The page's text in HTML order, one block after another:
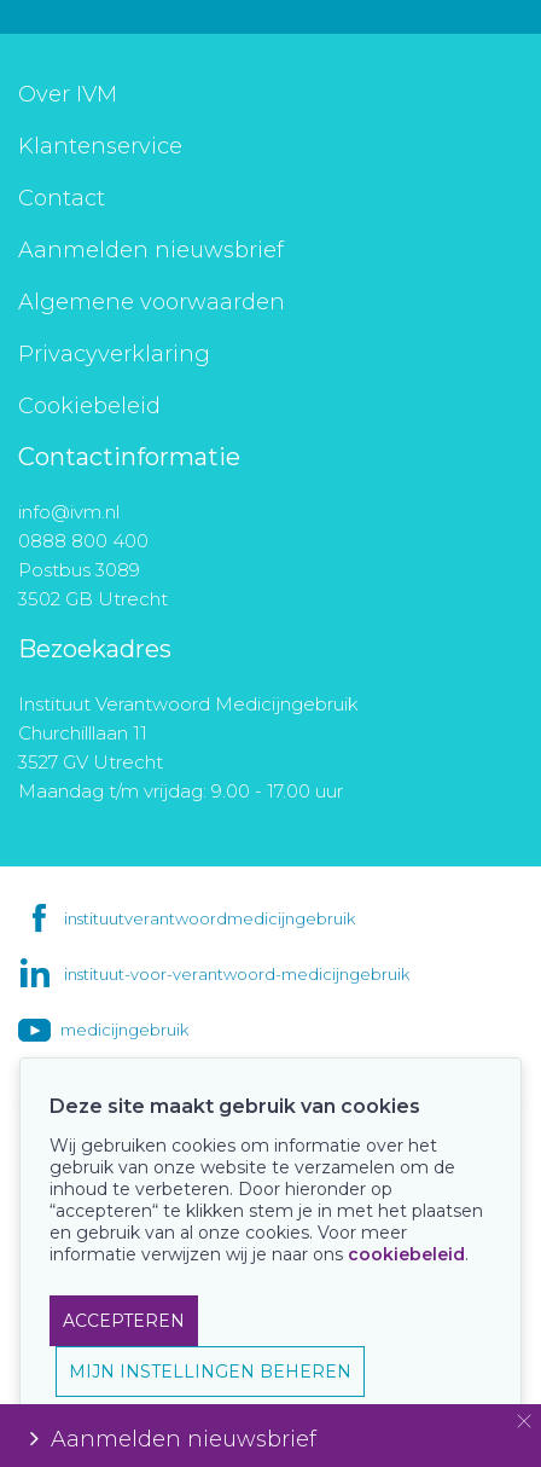
Over IVM
Klantenservice
Contact
Aanmelden nieuwsbrief
Algemene voorwaarden
Privacyverklaring
Cookiebeleid
Contactinformatie
info@ivm.nl
0888 800 400
Postbus 3089
3502 GB Utrecht
Bezoekadres
Instituut Verantwoord Medicijngebruik
Churchilllaan 11
3527 GV Utrecht
Maandag t/m vrijdag: 9.00 - 17.00 uur
instituutverantwoordmedicijngebruik
instituut-voor-verantwoord-medicijngebruik
medicijngebruik
Onze keurmerken
Aanmelden nieuwsbrief
Deze site maakt gebruik van cookies
Wij gebruiken cookies om informatie over het
gebruik van onze website te verzamelen om de
inhoud te verbeteren. Door hieronder op
“accepteren“ te klikken stem je in met het plaatsen
en gebruik van al onze cookies. Voor meer
informatie verwijzen wij je naar ons cookiebeleid.
ACCEPTEREN
MIJN INSTELLINGEN BEHEREN